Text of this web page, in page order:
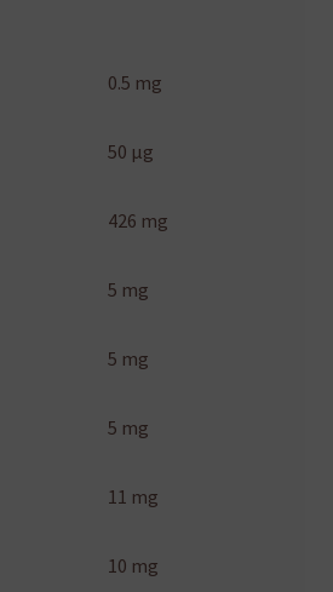
0.5 mg
50 µg
426 mg
5 mg
5 mg
5 mg
11 mg
10 mg